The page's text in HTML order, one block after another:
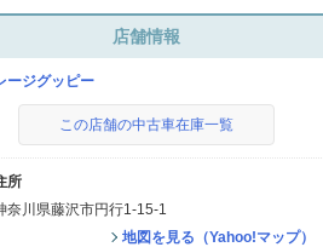
店舗情報
ージグッピー
この店舗の中古車在庫一覧
所
奈川県藤沢市円行1-15-1
地図を見る（Yahoo!マップ）